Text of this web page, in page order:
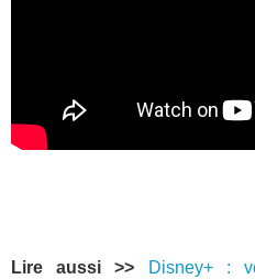
Lire aussi >>
Disney+ :